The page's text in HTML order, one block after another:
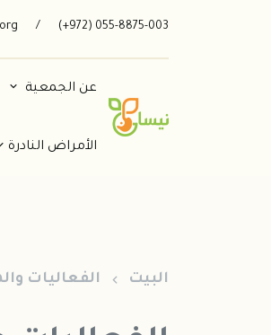
055-8875-003 (972+)
/
عن الجمعية
الأمراض النادرة
البيت الفعاليات